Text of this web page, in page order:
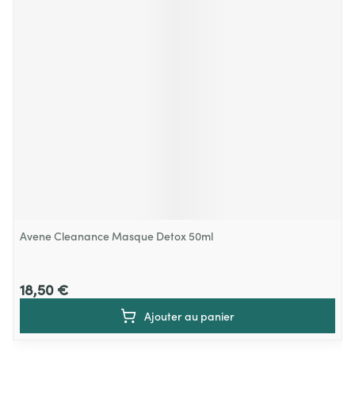
Avene Cleanance Masque Detox 50ml
18,50 €
Ajouter au panier